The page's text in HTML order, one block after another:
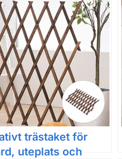
trästaket för
uteplats och